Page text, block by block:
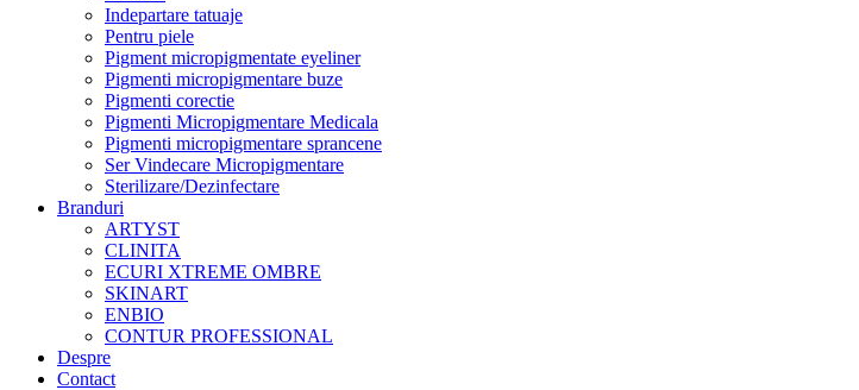
Indepartare tatuaje
Pentru piele
Pigment micropigmentate eyeliner
Pigmenti micropigmentare buze
Pigmenti corectie
Pigmenti Micropigmentare Medicala
Pigmenti micropigmentare sprancene
Ser Vindecare Micropigmentare
Sterilizare/Dezinfectare
Branduri
ARTYST
CLINITA
ECURI XTREME OMBRE
SKINART
ENBIO
CONTUR PROFESSIONAL
Despre
Contact